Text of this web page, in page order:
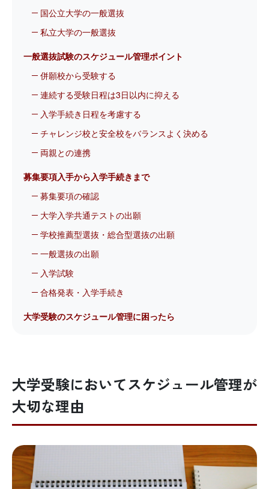
国公立大学の一般選抜
私立大学の一般選抜
一般選抜試験のスケジュール管理ポイント
併願校から受験する
連続する受験日程は3日以内に抑える
入学手続き日程を考慮する
チャレンジ校と安全校をバランスよく決める
両親との連携
募集要項入手から入学手続きまで
募集要項の確認
大学入学共通テストの出願
学校推薦型選抜・総合型選抜の出願
一般選抜の出願
入学試験
合格発表・入学手続き
大学受験のスケジュール管理に困ったら
大学受験においてスケジュール管理が
大切な理由